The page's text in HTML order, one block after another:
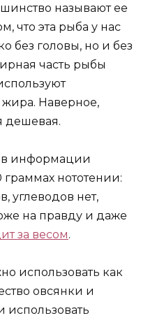
называют ее
что эта рыба у нас
без головы, но и без
часть рыбы
Наверное,
дешевая.
в информации
граммах нототении:
углеводов нет,
на правду и даже
за весом.
использовать как
овсянки и
использовать